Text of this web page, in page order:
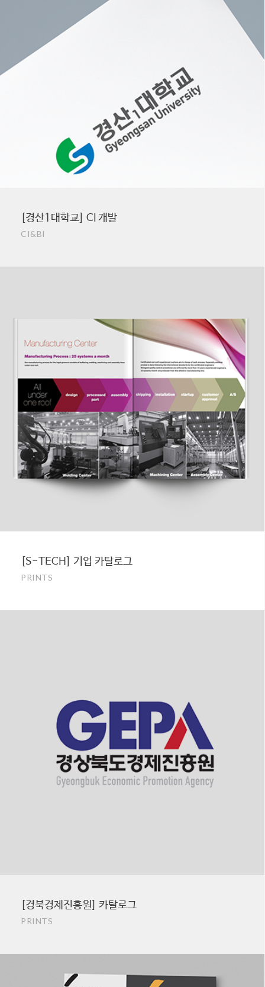
[경산1대학교] CI 개발
CI&BI
[S-TECH] 기업 카탈로그
PRINTS
[경북경제진흥원] 카탈로그
PRINTS